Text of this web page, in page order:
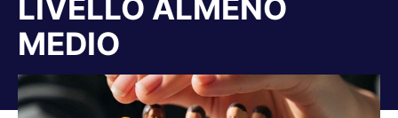
LIVELLO ALMENO
MEDIO
Tu sei qui: